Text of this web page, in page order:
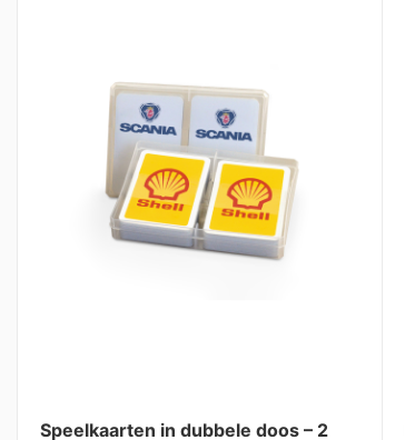
Speelkaarten in dubbele doos – 2